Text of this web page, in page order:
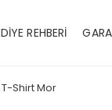
REHBERİ
T-Shirt Mor